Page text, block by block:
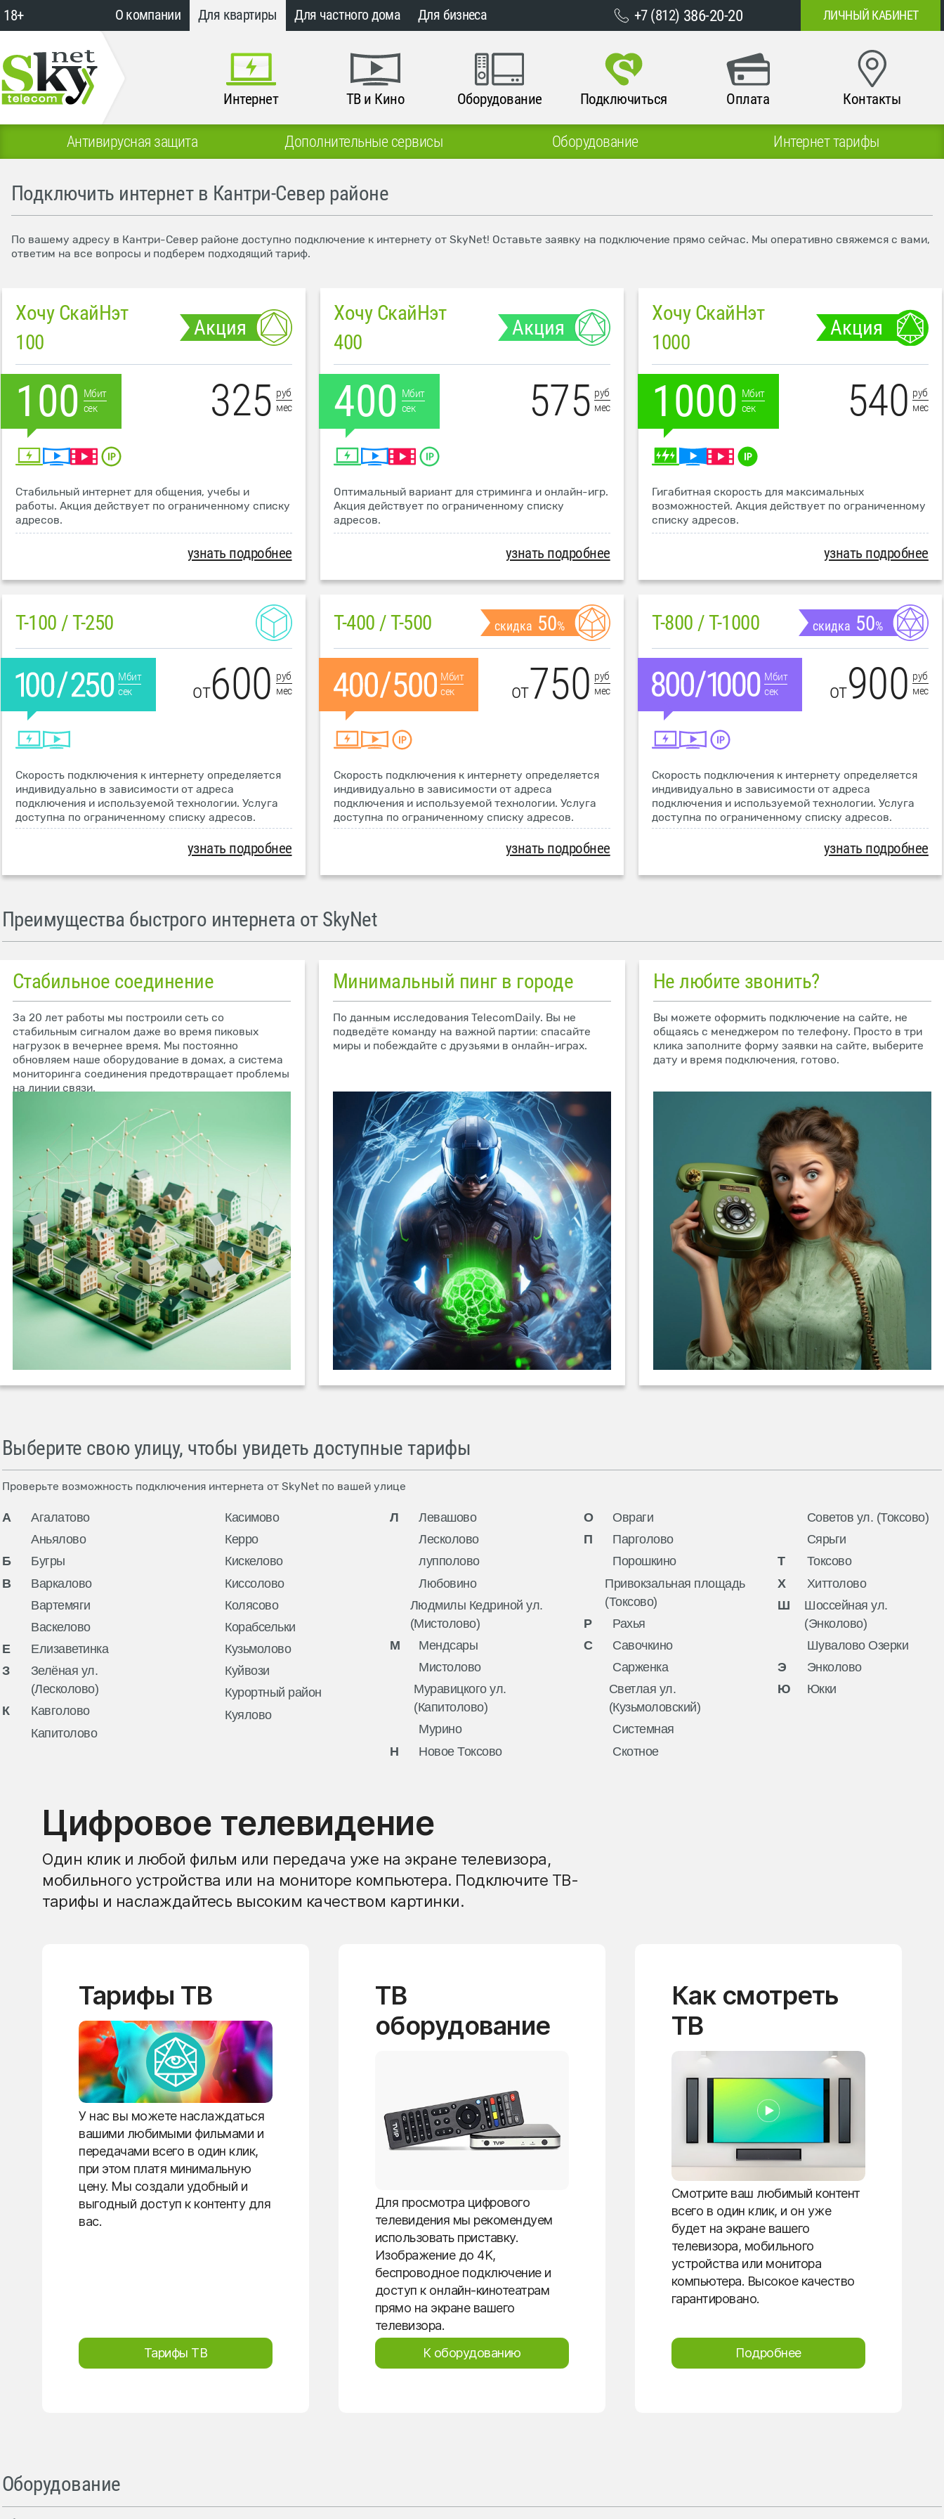
18+ О компании Для квартиры Для частного дома Для бизнеса +7 (812) 386-20-20 ЛИЧНЫЙ КАБИНЕТ
Интернет ТВ и Кино Оборудование Подключиться Оплата Контакты
Антивирусная защита Дополнительные сервисы Оборудование Интернет тарифы
Подключить интернет в Кантри-Север районе
По вашему адресу в Кантри-Север районе доступно подключение к интернету от SkyNet! Оставьте заявку на подключение прямо сейчас. Мы оперативно свяжемся с вами,
ответим на все вопросы и подберем подходящий тариф.
Хочу СкайНэт
100
Акция
100 Мбит
сек
325 руб
мес
Стабильный интернет для общения, учебы и
работы. Акция действует по ограниченному списку
адресов.
узнать подробнее
Хочу СкайНэт
400
Акция
400 Мбит
сек
575 руб
мес
Оптимальный вариант для стриминга и онлайн-игр.
Акция действует по ограниченному списку
адресов.
узнать подробнее
Хочу СкайНэт
1000
Акция
1000 Мбит
сек
540 руб
мес
Гигабитная скорость для максимальных
возможностей. Акция действует по ограниченному
списку адресов.
узнать подробнее
T-100 / T-250
Мбит
сек
от600 руб
мес
Скорость подключения к интернету определяется
индивидуально в зависимости от адреса
подключения и используемой технологии. Услуга
доступна по ограниченному списку адресов.
узнать подробнее
T-400 / T-500 скидка 50%
Мбит
сек
от750 руб
мес
Скорость подключения к интернету определяется
индивидуально в зависимости от адреса
подключения и используемой технологии. Услуга
доступна по ограниченному списку адресов.
узнать подробнее
T-800 / T-1000 скидка 50%
Мбит
сек
от900 руб
мес
Скорость подключения к интернету определяется
индивидуально в зависимости от адреса
подключения и используемой технологии. Услуга
доступна по ограниченному списку адресов.
узнать подробнее
Преимущества быстрого интернета от SkyNet
Стабильное соединение
За 20 лет работы мы построили сеть со
стабильным сигналом даже во время пиковых
нагрузок в вечернее время. Мы постоянно
обновляем наше оборудование в домах, а система
мониторинга соединения предотвращает проблемы
на линии связи.
Минимальный пинг в городе
По данным исследования TelecomDaily. Вы не
подведёте команду на важной партии: спасайте
миры и побеждайте с друзьями в онлайн-играх.
Не любите звонить?
Вы можете оформить подключение на сайте, не
общаясь с менеджером по телефону. Просто в три
клика заполните форму заявки на сайте, выберите
дату и время подключения, готово.
Выберите свою улицу, чтобы увидеть доступные тарифы
Проверьте возможность подключения интернета от SkyNet по вашей улице
А
Агалатово
Аньялово
Б
Бугры
В
Варкалово
Вартемяги
Васкелово
Е
Елизаветинка
З
Зелёная ул.
(Лесколово)
К
Кавголово
Капитолово
Касимово
Керро
Кискелово
Киссолово
Колясово
Корабсельки
Кузьмолово
Куйвози
Курортный район
Куялово
Л
Левашово
Лесколово
лупполово
Любовино
Людмилы Кедриной ул.
(Мистолово)
М
Мендсары
Мистолово
Муравицкого ул.
(Капитолово)
Мурино
Н
Новое Токсово
О
Овраги
П
Парголово
Порошкино
Привокзальная площадь
(Токсово)
Р
Рахья
С
Савочкино
Сарженка
Светлая ул.
(Кузьмоловский)
Системная
Скотное
Советов ул. (Токсово)
Сярьги
Т
Токсово
Х
Хиттолово
Ш
Шоссейная ул.
(Энколово)
Шувалово Озерки
Э
Энколово
Ю
Юкки
Цифровое телевидение
Один клик и любой фильм или передача уже на экране телевизора,
мобильного устройства или на мониторе компьютера. Подключите ТВ-
тарифы и наслаждайтесь высоким качеством картинки.
Тарифы ТВ
У нас вы можете наслаждаться
вашими любимыми фильмами и
передачами всего в один клик,
при этом платя минимальную
цену. Мы создали удобный и
выгодный доступ к контенту для
вас.
Тарифы ТВ
ТВ
оборудование
Для просмотра цифрового
телевидения мы рекомендуем
использовать приставку.
Изображение до 4K,
беспроводное подключение и
доступ к онлайн-кинотеатрам
прямо на экране вашего
телевизора.
К оборудованию
Как смотреть
ТВ
Смотрите ваш любимый контент
всего в один клик, и он уже
будет на экране вашего
телевизора, мобильного
устройства или монитора
компьютера. Высокое качество
гарантировано.
Подробнее
Оборудование